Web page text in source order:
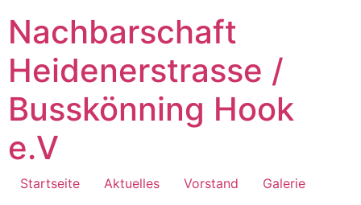
Inhalt
springen
Nachbarschaft
Heidenerstrasse /
Busskönning Hook
e.V
Startseite Aktuelles Vorstand
Galerie